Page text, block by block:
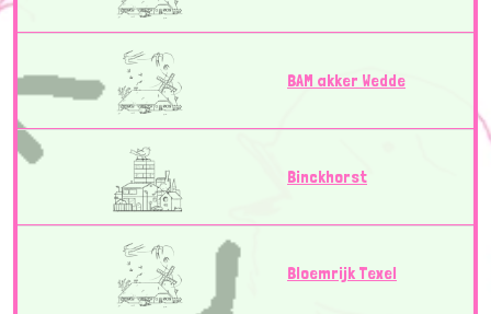
BAM akker Wedde
Binckhorst
Bloemrijk Texel